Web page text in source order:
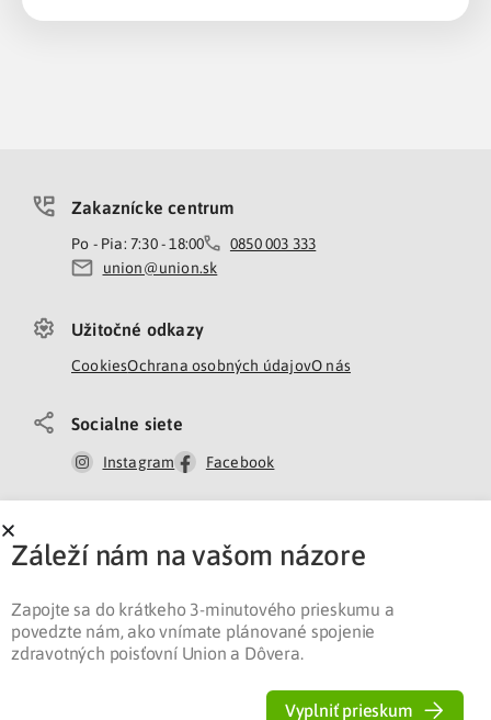
Zakaznícke centrum
Po - Pia: 7:30 - 18:00
0850 003 333
union@union.sk
Užitočné odkazy
CookiesOchrana osobných údajovO nás
Socialne siete
Instagram Facebook
poisťovňa, a. s., ktorá vykonáva svoju činnosť v
rozsahu určenom zákonom č. 581/2004 Z.z. o
zdravotných poisťovniach, dohľade nad zdravotnou
starostlivosťou v platnom znení a o zmene a doplnení
niektorých zákonov v znení neskorších predpisov.
Záleží nám na vašom názore
Zapojte sa do krátkeho 3-minutového prieskumu a
povedzte nám, ako vnímate plánované spojenie
zdravotných poisťovní Union a Dôvera.
Vyplniť prieskum